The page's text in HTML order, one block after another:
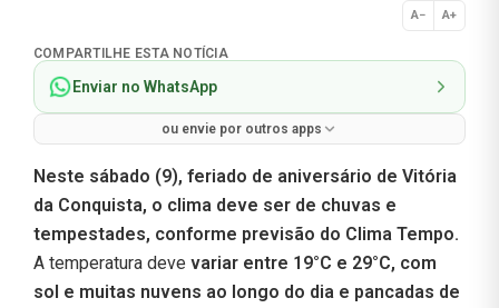
A− A+
Normal
COMPARTILHE ESTA NOTÍCIA
Enviar no WhatsApp
ou envie por outros apps
Neste sábado (9), feriado de aniversário de Vitória
da Conquista, o clima deve ser de chuvas e
tempestades, conforme previsão do Clima Tempo.
A temperatura deve variar entre 19°C e 29°C, com
sol e muitas nuvens ao longo do dia e pancadas de